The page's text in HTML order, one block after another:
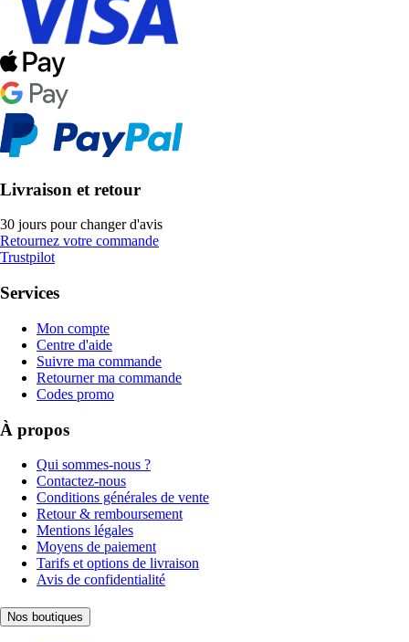
Livraison et retour
30 jours pour changer d'avis
Retournez votre commande
Trustpilot
Services
Mon compte
Centre d'aide
Suivre ma commande
Retourner ma commande
Codes promo
À propos
Qui sommes-nous ?
Contactez-nous
Conditions générales de vente
Retour & remboursement
Mentions légales
Moyens de paiement
Tarifs et options de livraison
Avis de confidentialité
Nos boutiques